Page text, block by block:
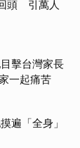
頭 引萬人
擊台灣家長
一起痛苦
遍「全身」